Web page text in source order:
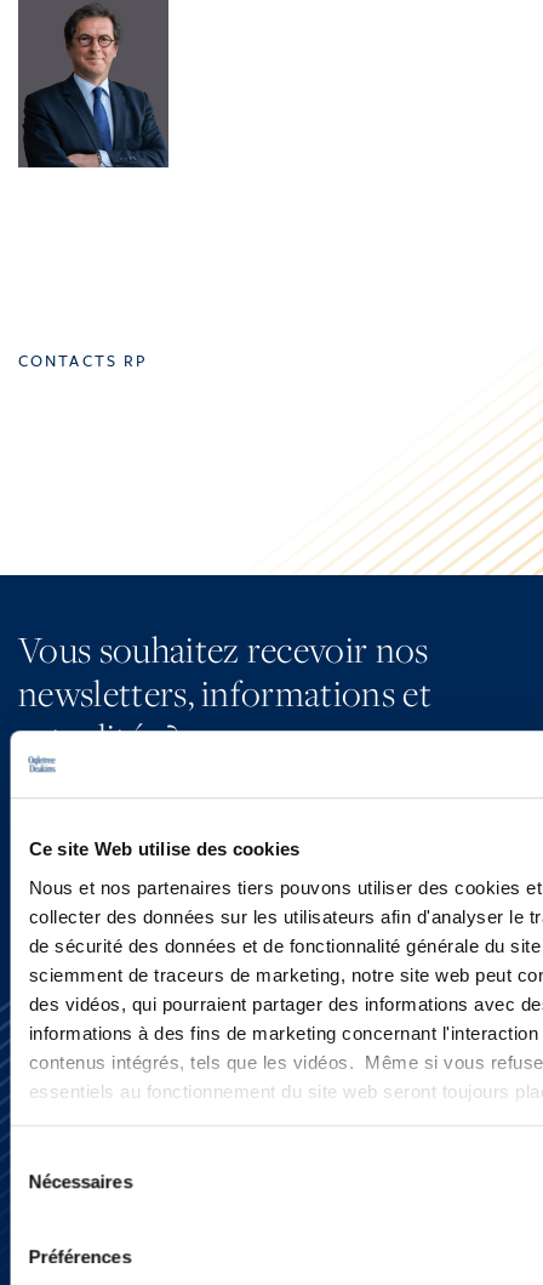
Ce site Web utilise des cookies
Nous et nos partenaires tiers pouvons utiliser des cookies
collecter des données sur les utilisateurs afin d'analyser le
de sécurité des données et de fonctionnalité générale du
sciemment de traceurs de marketing, notre site web peut
des vidéos, qui pourraient partager des informations avec
informations à des fins de marketing concernant
contenus intégrés, tels que les vidéos. Même si vous
essentiels au fonctionnement du site web seront toujours
Nécessaires
Préférences
CONTACTS RP
Vous souhaitez recevoir nos
newsletters, informations et
actualités ?
S’abonner
Nous contacter
LinkedIn